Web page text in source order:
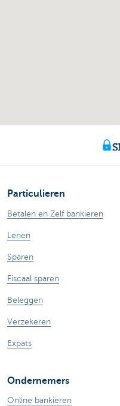
Particulieren
Betalen en Zelf bankieren
Lenen
Sparen
Fiscaal sparen
Beleggen
Verzekeren
Expats
Ondernemers
Online bankieren